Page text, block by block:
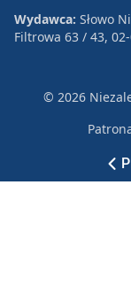
Wydawca: Słowo
Filtrowa 63 / 43,
© 2026